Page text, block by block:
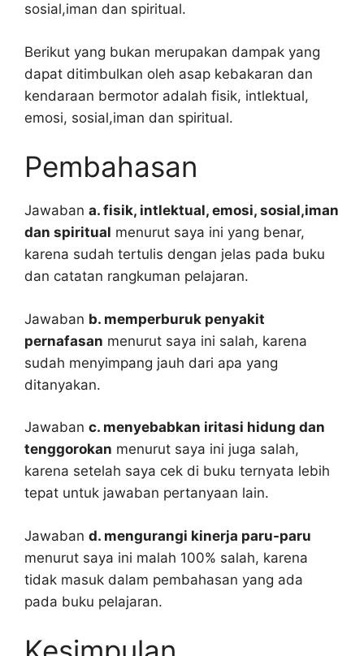
sosial,iman dan spiritual.
Berikut yang bukan merupakan dampak yang
dapat ditimbulkan oleh asap kebakaran dan
kendaraan bermotor adalah fisik, intlektual,
emosi, sosial,iman dan spiritual.
Pembahasan
Jawaban a. fisik, intlektual, emosi, sosial,iman
dan spiritual menurut saya ini yang benar,
karena sudah tertulis dengan jelas pada buku
dan catatan rangkuman pelajaran.
Jawaban b. memperburuk penyakit
pernafasan menurut saya ini salah, karena
sudah menyimpang jauh dari apa yang
ditanyakan.
Jawaban c. menyebabkan iritasi hidung dan
tenggorokan menurut saya ini juga salah,
karena setelah saya cek di buku ternyata lebih
tepat untuk jawaban pertanyaan lain.
Jawaban d. mengurangi kinerja paru-paru
menurut saya ini malah 100% salah, karena
tidak masuk dalam pembahasan yang ada
pada buku pelajaran.